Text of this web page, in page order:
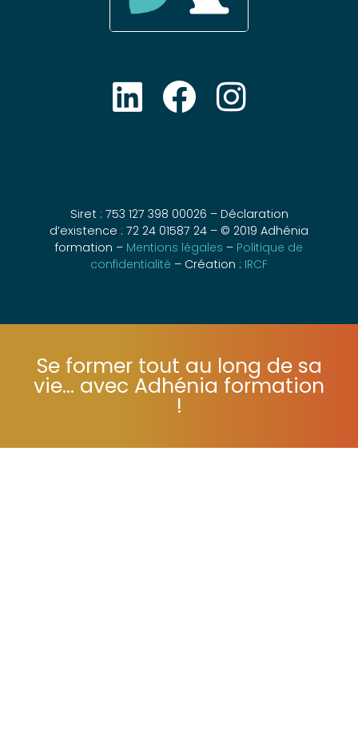
Siret : 753 127 398 00026 – Déclaration
d’existence : 72 24 01587 24 – © 2019 Adhénia
formation –Mentions légales– Politique de
Se former tout au long de sa
vie... avec Adhénia formation
!